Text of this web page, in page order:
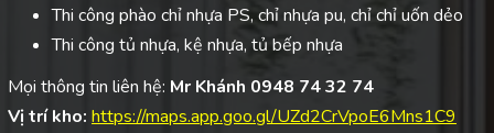
Thi công phào chỉ nhựa PS, chỉ nhựa pu, chỉ chỉ uốn dẻo
Thi công tủ nhựa, kệ nhựa, tủ bếp nhựa
Mọi thông tin liên hệ: Mr Khánh 0948 74 32 74
Vị trí kho: https://maps.app.goo.gl/UZd2CrVpoE6Mns1C9